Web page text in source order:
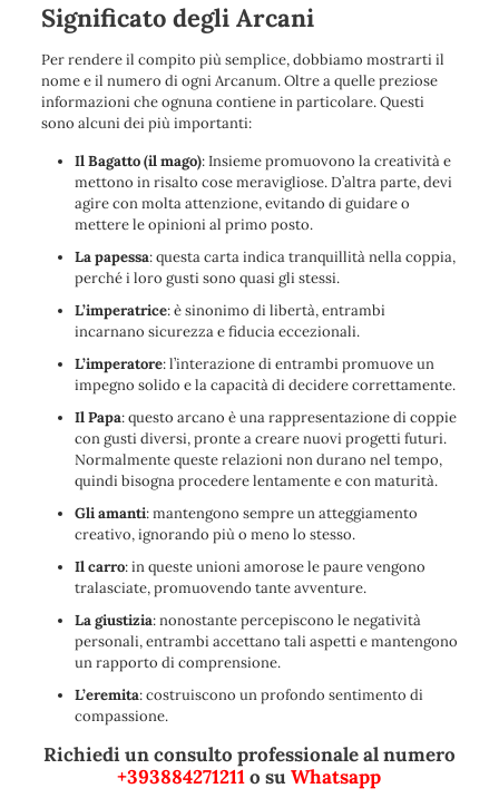
Significato degli Arcani
Per rendere il compito più semplice, dobbiamo mostrarti il ​​
nome e il numero di ogni Arcanum. Oltre a quelle preziose
informazioni che ognuna contiene in particolare. Questi
sono alcuni dei più importanti:
Il Bagatto (il mago): Insieme promuovono la creatività e
mettono in risalto cose meravigliose. D’altra parte, devi
agire con molta attenzione, evitando di guidare o
mettere le opinioni al primo posto.
La papessa: questa carta indica tranquillità nella coppia,
perché i loro gusti sono quasi gli stessi.
L’imperatrice: è sinonimo di libertà, entrambi
incarnano sicurezza e fiducia eccezionali.
L’imperatore: l’interazione di entrambi promuove un
impegno solido e la capacità di decidere correttamente.
Il Papa: questo arcano è una rappresentazione di coppie
con gusti diversi, pronte a creare nuovi progetti futuri.
Normalmente queste relazioni non durano nel tempo,
quindi bisogna procedere lentamente e con maturità.
Gli amanti: mantengono sempre un atteggiamento
creativo, ignorando più o meno lo stesso.
Il carro: in queste unioni amorose le paure vengono
tralasciate, promuovendo tante avventure.
La giustizia: nonostante percepiscono le negatività
personali, entrambi accettano tali aspetti e mantengono
un rapporto di comprensione.
L’eremita: costruiscono un profondo sentimento di
compassione.
Richiedi un consulto professionale al numero
+393884271211o suWhatsapp